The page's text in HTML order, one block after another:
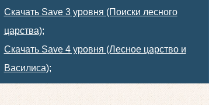
Скачать Save 3 уровня (Поиски лесного
царства);
Скачать Save 4 уровня (Лесное царство и
Василиса);